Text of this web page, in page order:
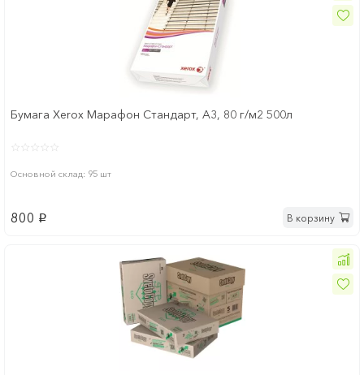
Бумага Xerox Марафон Стандарт, А3, 80 г/м2 500л
Основной склад: 95 шт
800 p В корзину